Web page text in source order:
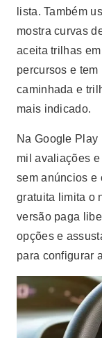
lista. Também
mostra curvas
aceita trilhas
percursos e
caminhada e
mais indicado.
Na Google Play
mil avaliações
sem anúncios e
gratuita limita o
versão paga
opções e
para configurar